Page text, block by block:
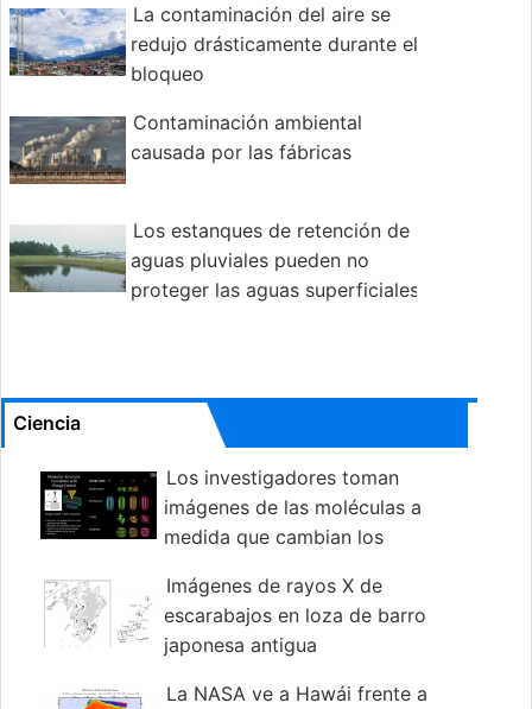
La contaminación del aire se
redujo drásticamente durante el
bloqueo
Contaminación ambiental
causada por las fábricas
Los estanques de retención de
aguas pluviales pueden no
proteger las aguas superficiales
Ciencia
Los investigadores toman
imágenes de las moléculas a
medida que cambian los
Imágenes de rayos X de
escarabajos en loza de barro
japonesa antigua
La NASA ve a Hawái frente a